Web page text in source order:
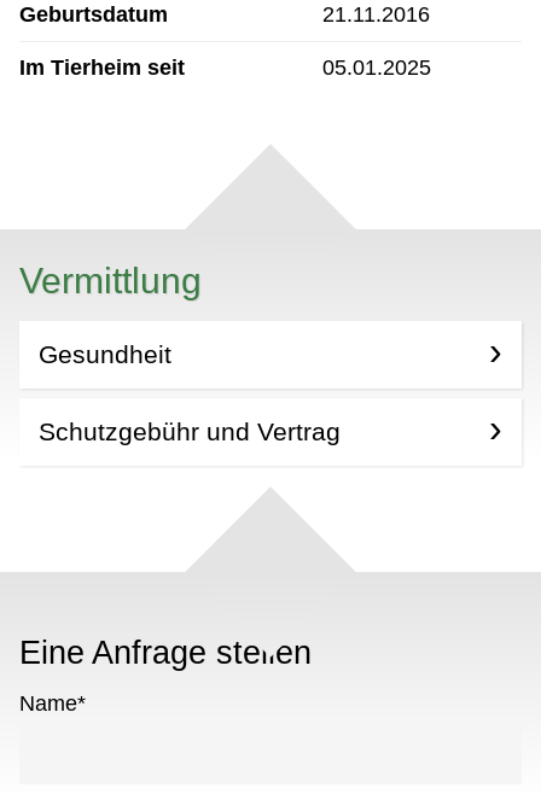
Geburtsdatum 21.11.2016
Im Tierheim seit 05.01.2025
Vermittlung
Gesundheit
Schutzgebühr und Vertrag
Eine Anfrage stellen
Name*